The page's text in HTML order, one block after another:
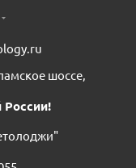
шоссе,
России!